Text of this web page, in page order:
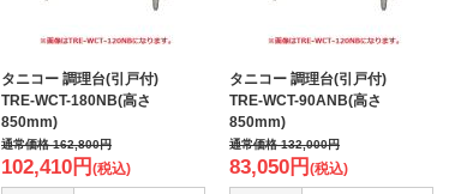
タニコー 調理台(引戸付)
TRE-WCT-180NB(高さ
850mm)
通常価格162,800円
102,410円 (税込)
タニコー 調理台(引戸付)
TRE-WCT-90ANB(高さ
850mm)
通常価格132,000円
83,050円 (税込)